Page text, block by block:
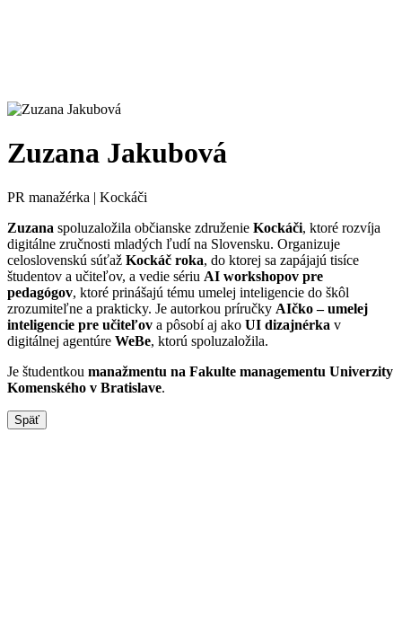
Zuzana Jakubová
PR manažérka | Kockáči
Zuzana spoluzaložila občianske združenie Kockáči, ktoré rozvíja
digitálne zručnosti mladých ľudí na Slovensku. Organizuje
celoslovenskú súťaž Kockáč roka, do ktorej sa zapájajú tisíce
študentov a učiteľov, a vedie sériu AI workshopov pre
pedagógov, ktoré prinášajú tému umelej inteligencie do škôl
zrozumiteľne a prakticky. Je autorkou príručky AIčko – umelej
inteligencie pre učiteľov a pôsobí aj ako UI dizajnérka v
digitálnej agentúre WeBe, ktorú spoluzaložila.
Je študentkou manažmentu na Fakulte managementu Univerzity
Komenského v Bratislave.
Späť